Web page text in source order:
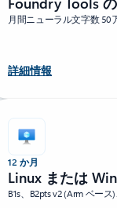
月間ニューラル文字数 50
詳細情報
12 か月
Linux または
B1s、B2pts v2 (Arm ベー